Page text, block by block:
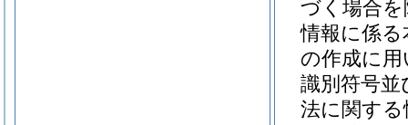
づく場合
情報に係
の作成に
識別符号
法に関す